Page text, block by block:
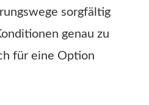
sorgfältig
genau zu
für eine Option